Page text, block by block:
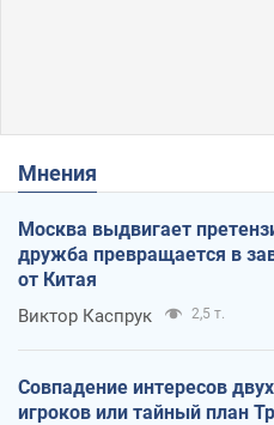
Мнения
Москва выдвигает
дружба превращается в
от Китая
Виктор Каспрук 2,5 т.
Совпадение интересов
игроков или тайный план